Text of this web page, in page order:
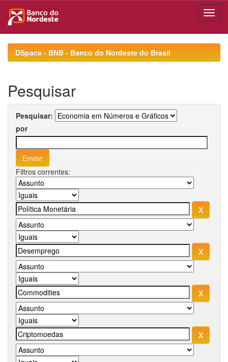
navigationDSpace - BNB - Banco do Nordeste do Brasil
Pesquisar
Pesquisar:
por
Filtros correntes: